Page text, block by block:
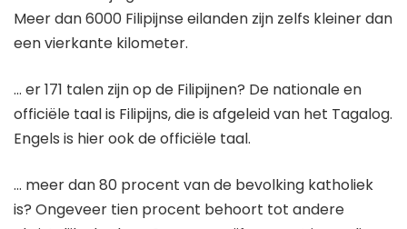
Meer dan 6000 Filipijnse eilanden zijn zelfs kleiner dan
een vierkante kilometer.
… er 171 talen zijn op de Filipijnen? De nationale en
officiële taal is Filipijns, die is afgeleid van het Tagalog.
Engels is hier ook de officiële taal.
… meer dan 80 procent van de bevolking katholiek
is? Ongeveer tien procent behoort tot andere